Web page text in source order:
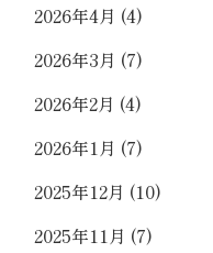
2026年4月 (4)
2026年3月 (7)
2026年2月 (4)
2026年1月 (7)
2025年12月 (10)
2025年11月 (7)